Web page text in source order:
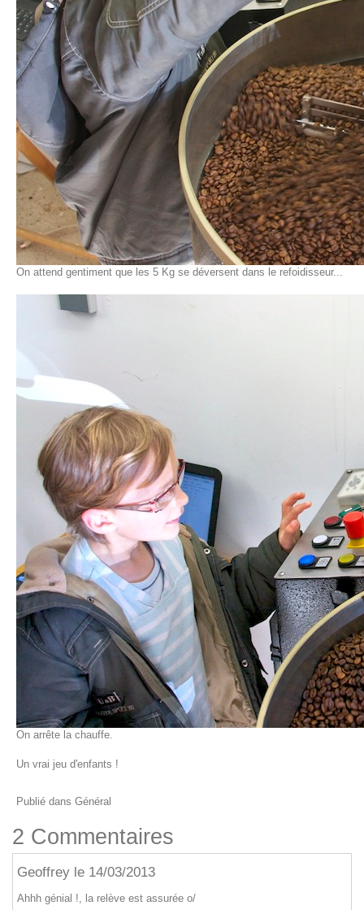
On attend gentiment que les 5 Kg se déversent dans le refoidisseur...
On arrête la chauffe.
Un vrai jeu d'enfants !
Publié dans Général
2 Commentaires
Geoffrey le 14/03/2013
Ahhh génial !, la relève est assurée o/